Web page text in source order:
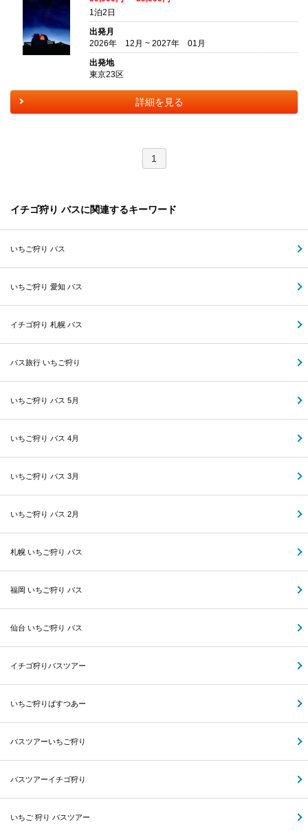
1泊2日
出発月
2026年 12月 ~ 2027年 01月
出発地
東京23区
詳細を見る
1
イチゴ狩り バスに関連するキーワード
いちご狩り バス
いちご狩り 愛知 バス
イチゴ狩り 札幌 バス
バス旅行 いちご狩り
いちご狩り バス 5月
いちご狩り バス 4月
いちご狩り バス 3月
いちご狩り バス 2月
札幌 いちご狩り バス
福岡 いちご狩り バス
仙台 いちご狩り バス
イチゴ狩りバスツアー
いちご狩りばすつあー
バスツアーいちご狩り
バスツアーイチゴ狩り
いちご 狩り バスツアー